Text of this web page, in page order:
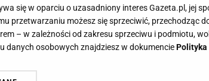
się w oparciu o uzasadniony interes Gazeta.pl, jej
przetwarzaniu możesz się sprzeciwić, przechodząc
– w zależności od zakresu sprzeciwu i podmiotu,
danych osobowych znajdziesz w dokumenciePolityka